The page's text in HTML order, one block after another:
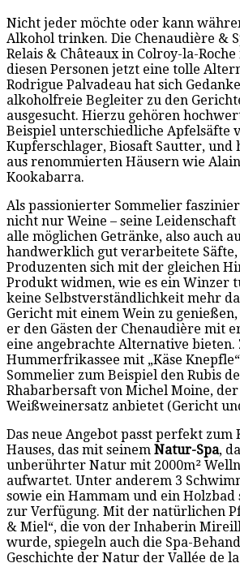
Nicht jeder möchte oder kann
Alkohol trinken. Die Chenaudière &
Relais & Châteaux in Colroy-la-
diesen Personen jetzt eine tolle
Rodrigue Palvadeau hat sich
alkoholfreie Begleiter zu den
ausgesucht. Hierzu gehören
Beispiel unterschiedliche Apfelsäfte
Kupferschlager, Biosaft Sautter, und
aus renommierten Häusern wie
Kookabarra.
Als passionierter Sommelier
nicht nur Weine – seine
alle möglichen Getränke, also auch
handwerklich gut verarbeitete
Produzenten sich mit der gleichen
Produkt widmen, wie es ein Winzer
keine Selbstverständlichkeit mehr
Gericht mit einem Wein zu
er den Gästen der Chenaudière mit
eine angebrachte Alternative bieten.
Hummerfrikassee mit „Käse
Sommelier zum Beispiel den Rubis
Rhabarbersaft von Michel Moine, der
Weißweinersatz anbietet (Gericht
Das neue Angebot passt perfekt zum
Hauses, das mit seinem Natur-Spa,
unberührter Natur mit 2000m²
aufwartet. Unter anderem 3
sowie ein Hammam und ein Holzbad
zur Verfügung. Mit der natürlichen
& Miel“, die von der Inhaberin
wurde, spiegeln auch die Spa-
Geschichte der Natur der Vallée de